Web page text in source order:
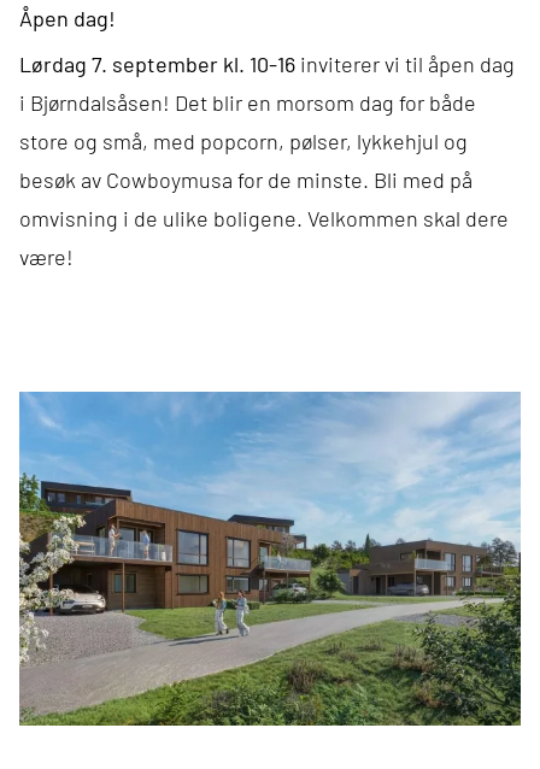
Åpen dag!
Lørdag 7. september kl. 10-16 inviterer vi til åpen dag
i Bjørndalsåsen! Det blir en morsom dag for både
store og små, med popcorn, pølser, lykkehjul og
besøk av Cowboymusa for de minste. Bli med på
omvisning i de ulike boligene. Velkommen skal dere
være!